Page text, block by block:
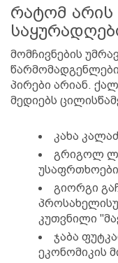
რატომ არის
მომჩივნების
პირები არიან.
მედიებს
კახა
გრიგოლ
გიორგი
კუთვნილი
ჯაბა
ეკონომიკის